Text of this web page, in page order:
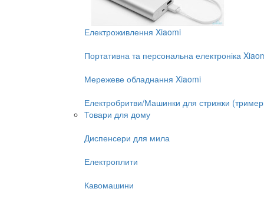
Електроживлення Xiaomi
Портативна та персональна електроніка
Мережеве обладнання Xiaomi
Електробритви/Машинки для стрижки
Товари для дому
Диспенсери для мила
Електроплити
Кавомашини